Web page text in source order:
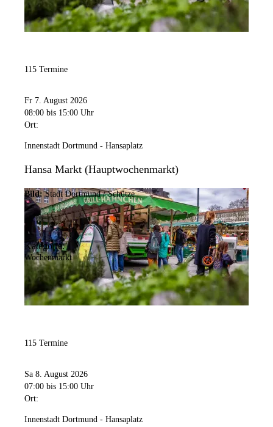
115 Termine
Fr 7. August 2026
08:00 bis 15:00 Uhr
Ort:
Innenstadt Dortmund - Hansaplatz
Hansa Markt (Hauptwochenmarkt)
Bild: Stadt Dortmund / Schütze
Kategorie:
Wochenmarkt
115 Termine
Sa 8. August 2026
07:00 bis 15:00 Uhr
Ort:
Innenstadt Dortmund - Hansaplatz